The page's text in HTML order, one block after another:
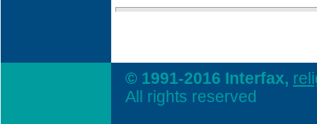
© 1991-2016 Interfax,
All rights reserved